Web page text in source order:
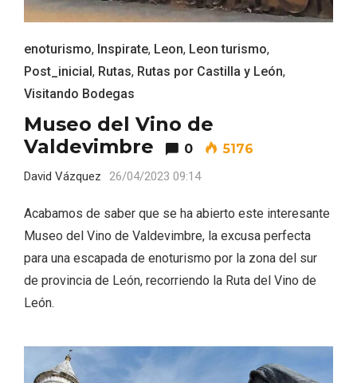
enoturismo, Inspirate, Leon, Leon turismo,
Post_inicial, Rutas, Rutas por Castilla y León,
Visitando Bodegas
Museo del Vino de
Valdevimbre
0 5176
David Vázquez 26/04/2023 09:14
Acabamos de saber que se ha abierto este interesante
Museo del Vino de Valdevimbre, la excusa perfecta
para una escapada de enoturismo por la zona del sur
de provincia de León, recorriendo la Ruta del Vino de
León.